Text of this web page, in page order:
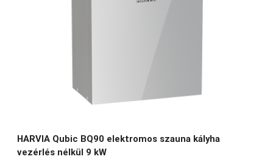
HARVIA Qubic BQ90 elektromos szauna kályha
vezérlés nélkül 9 kW